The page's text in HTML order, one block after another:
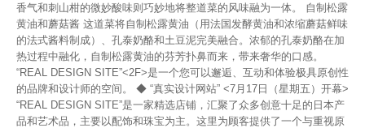
香气和刺山柑的微妙酸味则巧妙地将整道菜的风味融为一体。 自制松露
黄油和蘑菇酱 这道菜将自制松露黄油（用法国发酵黄油和浓缩蘑菇鲜味
的法式酱料制成）、孔泰奶酪和土豆泥完美融合。浓郁的孔泰奶酪在加
热过程中融化，自制松露黄油的芬芳扑鼻而来，带来奢华的口感。
“REAL DESIGN SITE”<2F>是一个您可以邂逅、互动和体验极具原创性
的品牌和设计师的空间。 ◆ “真实设计网站” <7月17日（星期五）开幕>
“REAL DESIGN SITE”是一家精选店铺，汇聚了众多创意十足的日本产
品和艺术品，主要以配饰和珠宝为主。这里为顾客提供了一个与重视原